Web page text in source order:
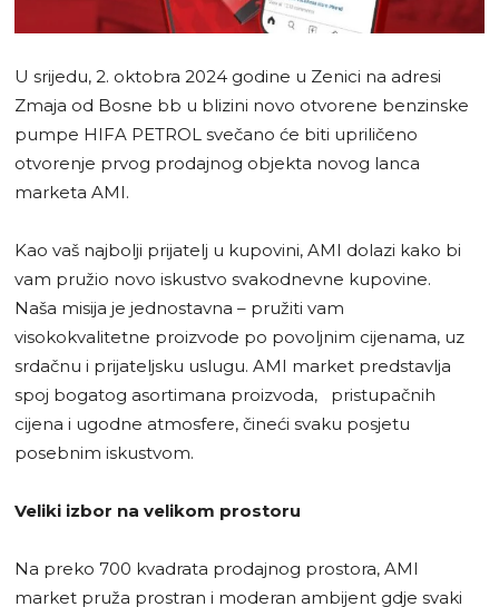
U srijedu, 2. oktobra 2024 godine u Zenici na adresi
Zmaja od Bosne bb u blizini novo otvorene benzinske
pumpe HIFA PETROL svečano će biti upriličeno
otvorenje prvog prodajnog objekta novog lanca
marketa AMI.
Kao vaš najbolji prijatelj u kupovini, AMI dolazi kako bi
vam pružio novo iskustvo svakodnevne kupovine.
Naša misija je jednostavna – pružiti vam
visokokvalitetne proizvode po povoljnim cijenama, uz
srdačnu i prijateljsku uslugu. AMI market predstavlja
spoj bogatog asortimana proizvoda, pristupačnih
cijena i ugodne atmosfere, čineći svaku posjetu
posebnim iskustvom.
Veliki izbor na velikom prostoru
Na preko 700 kvadrata prodajnog prostora, AMI
market pruža prostran i moderan ambijent gdje svaki